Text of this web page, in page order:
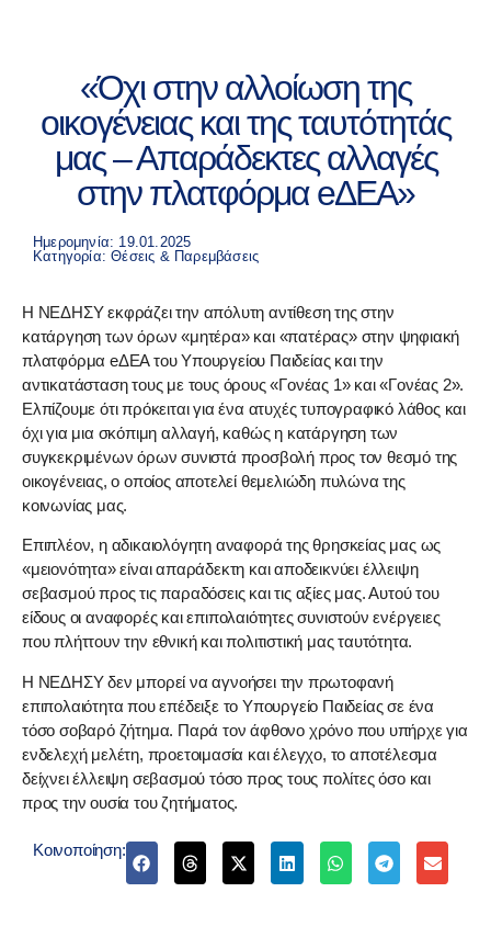
«Όχι στην αλλοίωση της
οικογένειας και της ταυτότητάς
μας – Απαράδεκτες αλλαγές
στην πλατφόρμα eΔΕΑ»
Ημερομηνία: 19.01.2025
Κατηγορία:Θέσεις & Παρεμβάσεις
Η ΝΕΔΗΣΥ εκφράζει την απόλυτη αντίθεση της στην
κατάργηση των όρων «μητέρα» και «πατέρας» στην ψηφιακή
πλατφόρμα eΔΕΑ του Υπουργείου Παιδείας και την
αντικατάσταση τους με τους όρους «Γονέας 1» και «Γονέας 2».
Ελπίζουμε ότι πρόκειται για ένα ατυχές τυπογραφικό λάθος και
όχι για μια σκόπιμη αλλαγή, καθώς η κατάργηση των
συγκεκριμένων όρων συνιστά προσβολή προς τον θεσμό της
οικογένειας, ο οποίος αποτελεί θεμελιώδη πυλώνα της
κοινωνίας μας.
Επιπλέον, η αδικαιολόγητη αναφορά της θρησκείας μας ως
«μειονότητα» είναι απαράδεκτη και αποδεικνύει έλλειψη
σεβασμού προς τις παραδόσεις και τις αξίες μας. Αυτού του
είδους οι αναφορές και επιπολαιότητες συνιστούν ενέργειες
που πλήττουν την εθνική και πολιτιστική μας ταυτότητα.
Η ΝΕΔΗΣΥ δεν μπορεί να αγνοήσει την πρωτοφανή
επιπολαιότητα που επέδειξε το Υπουργείο Παιδείας σε ένα
τόσο σοβαρό ζήτημα. Παρά τον άφθονο χρόνο που υπήρχε για
ενδελεχή μελέτη, προετοιμασία και έλεγχο, το αποτέλεσμα
δείχνει έλλειψη σεβασμού τόσο προς τους πολίτες όσο και
προς την ουσία του ζητήματος.
Κοινοποίηση: